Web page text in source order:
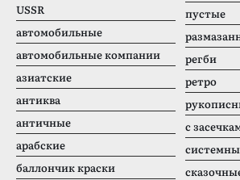
USSR
автомобильные
автомобильные компании
азиатские
антиква
античные
арабские
баллончик краски
пустые
регби
ретро
с